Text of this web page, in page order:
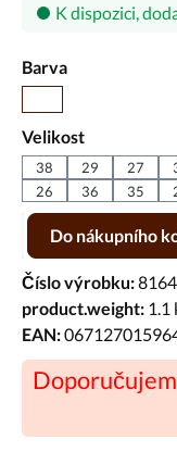
K dispozici,
Vyberte
Barva
Vyberte
Velikost
38 29 27
26
36 35
Množství produktu:
Do nákupního
Číslo výrobku:
product.weight: 1.1
EAN: